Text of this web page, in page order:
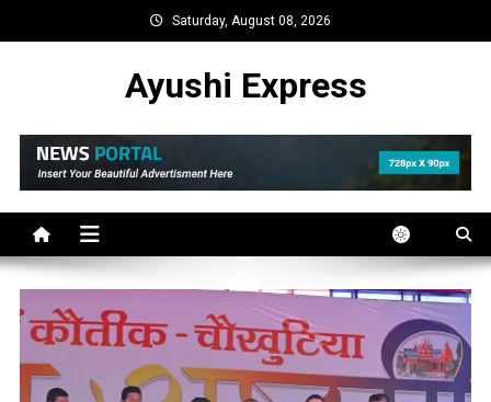
to
Saturday, August 08, 2026
Ayushi Express